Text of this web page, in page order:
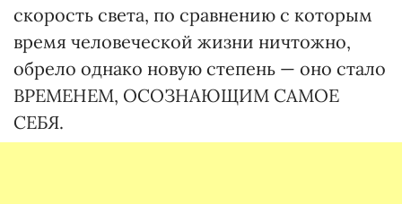
скорость света, по сравнению с которым
время человеческой жизни ничтожно,
обрело однако новую степень — оно стало
ВРЕМЕНЕМ, ОСОЗНАЮЩИМ САМОЕ
СЕБЯ.